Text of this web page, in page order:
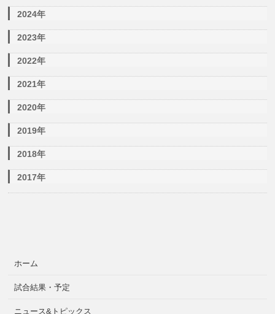
2024年
2023年
2022年
2021年
2020年
2019年
2018年
2017年
ホーム
試合結果・予定
ニュース&トピックス